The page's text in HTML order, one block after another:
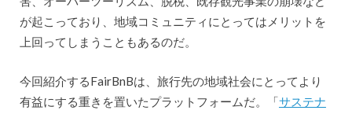
が起こっており、地域コミュニティにとってはメリットを
上回ってしまうこともあるのだ。
今回紹介するFairBnBは、旅行先の地域社会にとってより
有益にする重きを置いたプラットフォームだ。「サステナ